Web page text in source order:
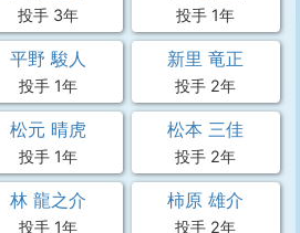
投手 3年 投手 1年
平野 駿人
投手 1年
新里 竜正
投手 2年
松元 晴虎
投手 1年
松本 三佳
投手 2年
林 龍之介
投手 1年
柿原 雄介
投手 2年